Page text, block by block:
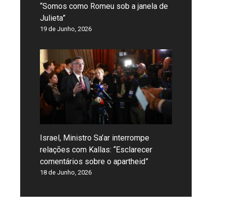
“Somos como Romeu sob a janela de
Julieta”
19 de Junho, 2026
Israel, Ministro Sa’ar interrompe
relações com Kallas: “Esclarecer
comentários sobre o apartheid”
18 de Junho, 2026